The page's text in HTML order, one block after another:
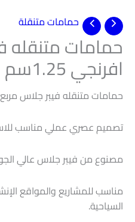
حمامات متنقلة
حمامات متنقله
افرنجي 1.25سم ×2.30
حمامات متنقله فيبر جلاس مربع
تصميم عصري عملي مناسب
مصنوع من فيبر جلاس عالي
مناسب للمشاريع والمواقع
السياحية.